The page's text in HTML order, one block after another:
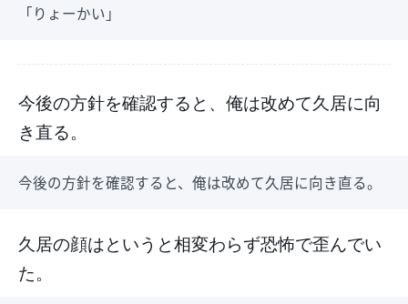
「りょーかい」
今後の方針を確認すると、俺は改めて久居に向
き直る。
今後の方針を確認すると、俺は改めて久居に向き直る。
久居の顔はというと相変わらず恐怖で歪んでい
た。